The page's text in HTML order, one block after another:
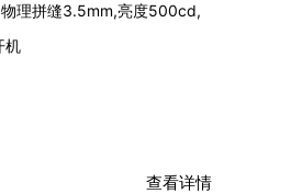
理拼缝3.5mm,亮度500cd,
机
查看详情